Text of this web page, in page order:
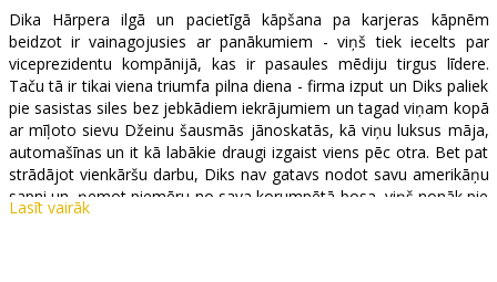
Kino
Klubs
Dika Hārpera ilgā un pacietīgā kāpšana pa karjeras kāpnēm
beidzot ir vainagojusies ar panākumiem - viņš tiek iecelts par
viceprezidentu kompānijā, kas ir pasaules mēdiju tirgus līdere.
Taču tā ir tikai viena triumfa pilna diena - firma izput un Diks paliek
pie sasistas siles bez jebkādiem iekrājumiem un tagad viņam kopā
ar mīļoto sievu Džeinu šausmās jānoskatās, kā viņu luksus māja,
automašīnas un it kā labākie draugi izgaist viens pēc otra. Bet pat
strādājot vienkāršu darbu, Diks nav gatavs nodot savu amerikāņu
sapni un, ņemot piemēru no sava korumpētā bosa, viņš nonāk pie
lieliskas idejas - ja jau zagt var viņa boss, tad arī Dikam tas nesīs
Lasīt vairāk